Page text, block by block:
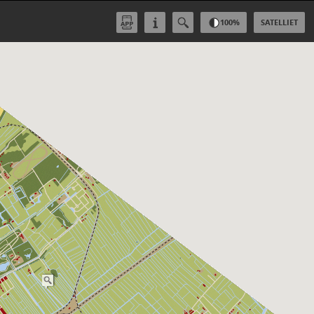
SATELLIET
100%